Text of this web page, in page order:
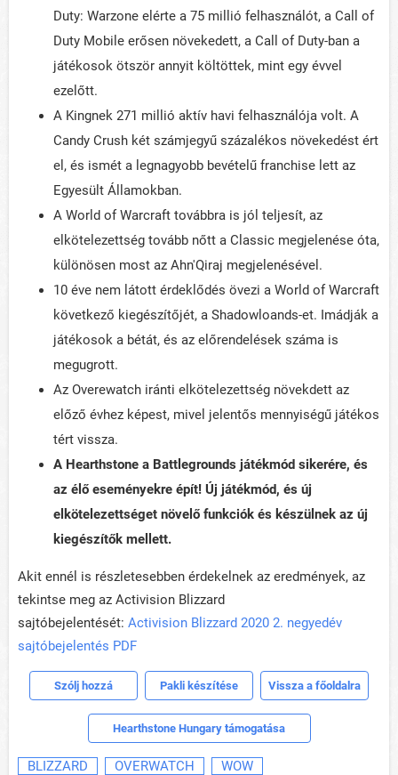
Duty: Warzone elérte a 75 millió felhasználót, a Call of
Duty Mobile erősen növekedett, a Call of Duty-ban a
játékosok ötször annyit költöttek, mint egy évvel
ezelőtt.
A Kingnek 271 millió aktív havi felhasználója volt. A
Candy Crush két számjegyű százalékos növekedést ért
el, és ismét a legnagyobb bevételű franchise lett az
Egyesült Államokban.
A World of Warcraft továbbra is jól teljesít, az
elkötelezettség tovább nőtt a Classic megjelenése óta,
különösen most az Ahn'Qiraj megjelenésével.
10 éve nem látott érdeklődés övezi a World of Warcraft
következő kiegészítőjét, a Shadowloands-et. Imádják a
játékosok a bétát, és az előrendelések száma is
megugrott.
Az Overewatch iránti elkötelezettség növekdett az
előző évhez képest, mivel jelentős mennyiségű játékos
tért vissza.
A Hearthstone a Battlegrounds játékmód sikerére, és
az élő eseményekre épít! Új játékmód, és új
elkötelezettséget növelő funkciók és készülnek az új
kiegészítők mellett.
Akit ennél is részletesebben érdekelnek az eredmények, az
tekintse meg az Activision Blizzard
sajtóbejelentését: Activision Blizzard 2020 2. negyedév
sajtóbejelentés PDF
Szólj hozzá Pakli készítése Vissza a főoldalra
Hearthstone Hungary támogatása
BLIZZARD OVERWATCH WOW